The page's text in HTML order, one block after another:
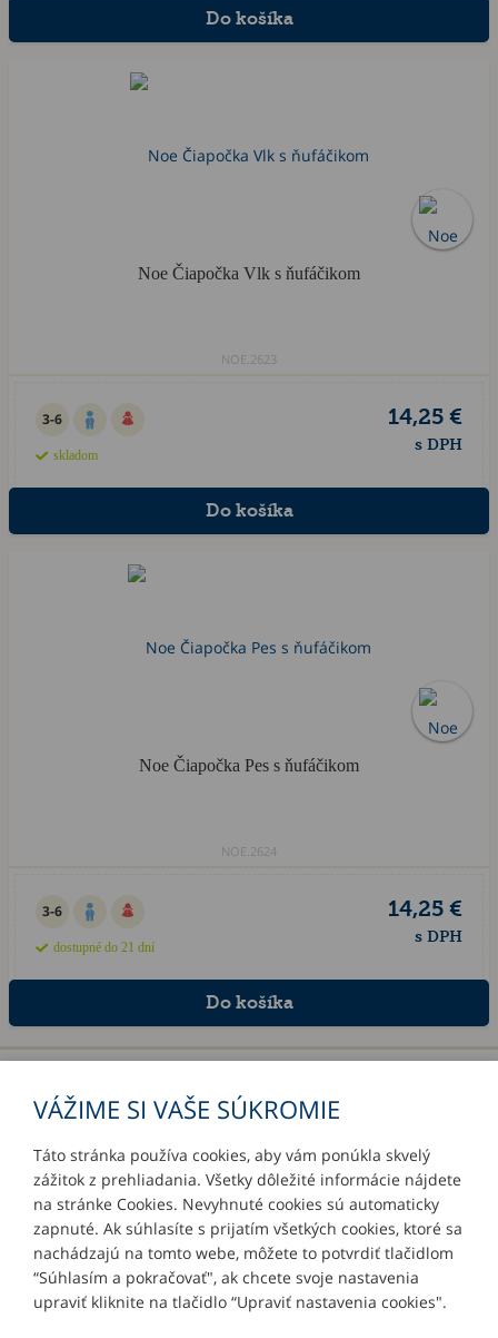
Noe Čiapočka Vlk s ňufáčikom
NOE.2623
3-6
skladom
14,25 €
s DPH
Noe Čiapočka Pes s ňufáčikom
NOE.2624
3-6
dostupné do 21 dní
14,25 €
s DPH
INFORMÁCIE
MÔJ ÚČET
VÁŽIME SI VAŠE SÚKROMIE
Táto stránka používa cookies, aby vám ponúkla skvelý
zážitok z prehliadania. Všetky dôležité informácie nájdete
na stránke Cookies. Nevyhnuté cookies sú automaticky
zapnuté. Ak súhlasíte s prijatím všetkých cookies, ktoré sa
nachádzajú na tomto webe, môžete to potvrdiť tlačidlom
“Súhlasím a pokračovať", ak chcete svoje nastavenia
upraviť kliknite na tlačidlo “Upraviť nastavenia cookies".